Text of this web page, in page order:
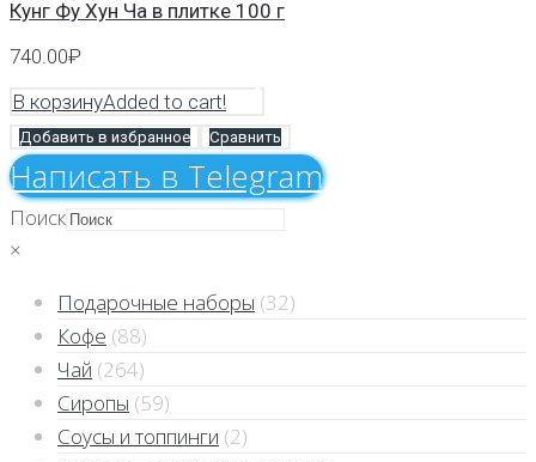
Кунг Фу Хун Ча в плитке 100 г
740.00₽
В корзинуAdded to cart!
Добавить в избранное Сравнить
Напиcать в Telegram
Поиск
×
Подарочные наборы (32)
Кофе (88)
Чай (264)
Сиропы (59)
Соусы и топпинги (2)